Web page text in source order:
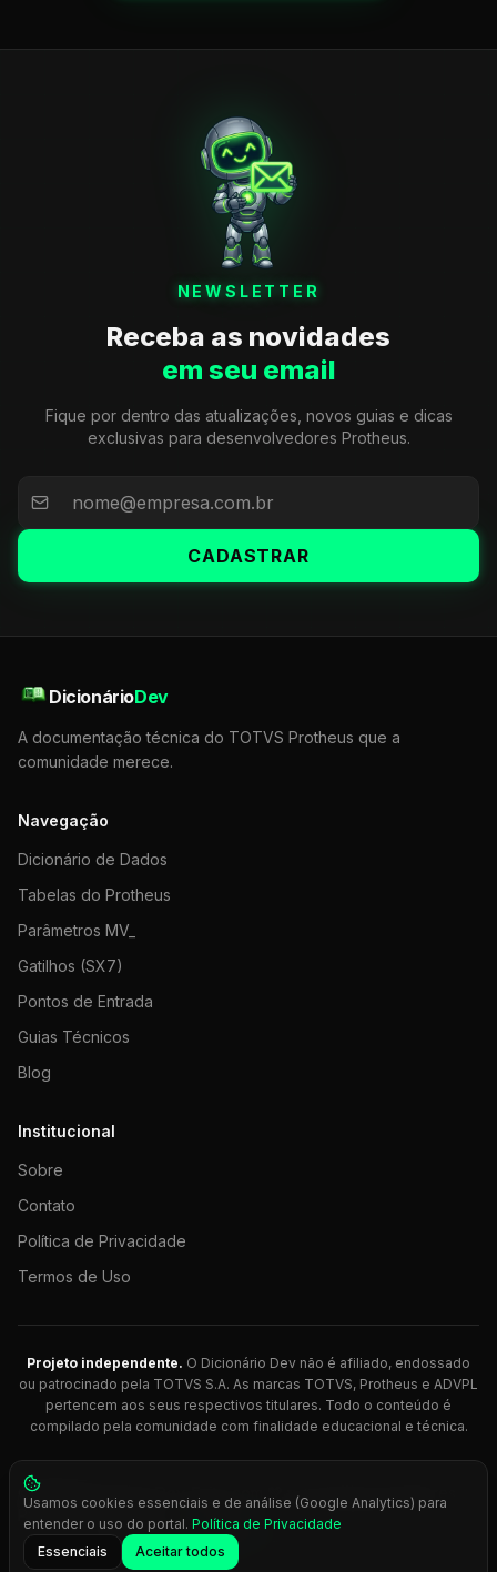
NEWSLETTER
Receba as novidades
em seu email
Fique por dentro das atualizações, novos guias e dicas
exclusivas para desenvolvedores Protheus.
CADASTRAR
DicionárioDev
A documentação técnica do TOTVS Protheus que a
comunidade merece.
Navegação
Dicionário de Dados
Tabelas do Protheus
Parâmetros MV_
Gatilhos (SX7)
Pontos de Entrada
Guias Técnicos
Blog
Institucional
Sobre
Contato
Política de Privacidade
Termos de Uso
Projeto independente. O Dicionário Dev não é afiliado, endossado
ou patrocinado pela TOTVS S.A. As marcas TOTVS, Protheus e ADVPL
pertencem aos seus respectivos titulares. Todo o conteúdo é
compilado pela comunidade com finalidade educacional e técnica.
© 2026 Dicionário Dev. Feito com 💚 para desenvolvedores
Protheus.
Press Ctrl+K
Usamos cookies essenciais e de análise (Google Analytics) para
entender o uso do portal. Política de Privacidade
Essenciais
Aceitar todos